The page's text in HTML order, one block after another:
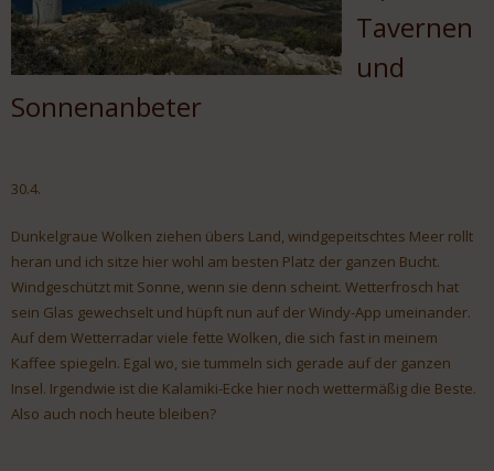
Tavernen
und
Sonnenanbeter
30.4.
Dunkelgraue Wolken ziehen übers Land, windgepeitschtes Meer rollt
heran und ich sitze hier wohl am besten Platz der ganzen Bucht.
Windgeschützt mit Sonne, wenn sie denn scheint. Wetterfrosch hat
sein Glas gewechselt und hüpft nun auf der Windy-App umeinander.
Auf dem Wetterradar viele fette Wolken, die sich fast in meinem
Kaffee spiegeln. Egal wo, sie tummeln sich gerade auf der ganzen
Insel. Irgendwie ist die Kalamiki-Ecke hier noch wettermäßig die Beste.
Also auch noch heute bleiben?